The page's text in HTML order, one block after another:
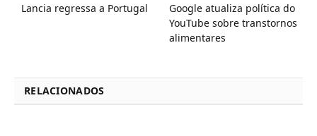
Lancia regressa a Portugal
Google atualiza política do
YouTube sobre transtornos
alimentares
RELACIONADOS